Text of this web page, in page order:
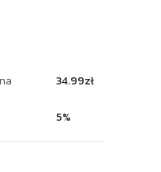
34.99zł
5%